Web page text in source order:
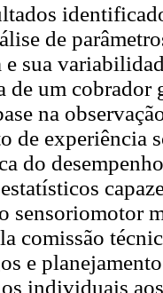
de
sua
de um cobrador
na
de experiência
do
sensoriomotor
comissão
e
individuais